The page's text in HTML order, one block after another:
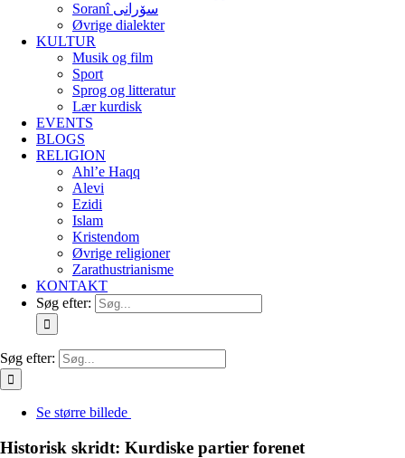
Soranî سۆرانی
Øvrige dialekter
KULTUR
Musik og film
Sport
Sprog og litteratur
Lær kurdisk
EVENTS
BLOGS
RELIGION
Ahl’e Haqq
Alevi
Ezidi
Islam
Kristendom
Øvrige religioner
Zarathustrianisme
KONTAKT
Søg efter:
Søg efter:
Se større billede
Historisk skridt: Kurdiske partier forenet